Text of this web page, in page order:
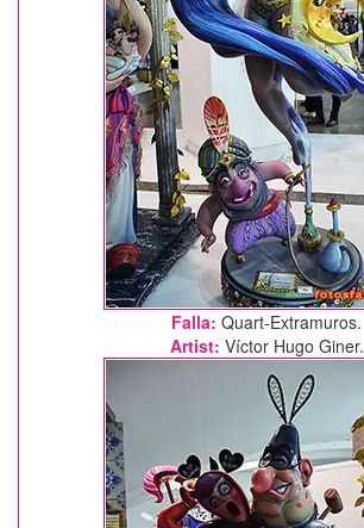
Falla: Quart-Extramuros.
Artist: Víctor Hugo Giner.